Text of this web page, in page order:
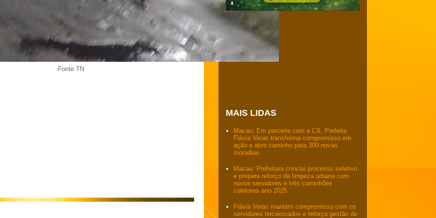
Fonte TN
MAIS LIDAS
Macau: Em parceria com a CX, Prefeita
Flávia Veras transforma compromisso em
ação e abre caminho para 300 novas
moradias
Macau: Prefeitura conclui processo seletivo
e prepara reforço da limpeza urbana com
novos servidores e três caminhões
coletores ano 2025
Flávia Veras mantém compromisso com os
servidores terceirizados e reforça gestão de